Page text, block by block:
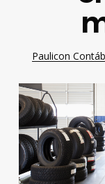
Paulicon